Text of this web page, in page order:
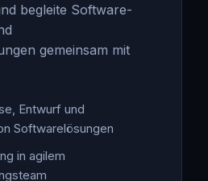
begleite Software-
gemeinsam mit
Entwurf und
Softwarelösungen
in agilem